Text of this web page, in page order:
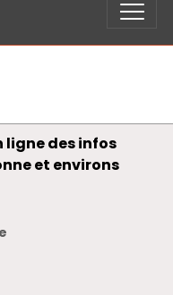
ligne des infos
et environs